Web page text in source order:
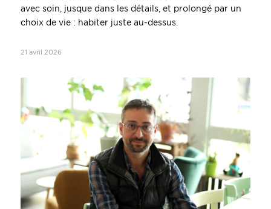
avec soin, jusque dans les détails, et prolongé par un
choix de vie : habiter juste au-dessus.
21 avril 2026